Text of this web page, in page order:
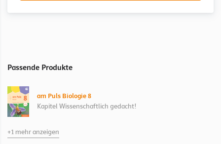
Passende Produkte
am Puls Biologie 8
Kapitel Wissenschaftlich gedacht!
Begegnungen mit der Natur 8
+1 mehr anzeigen